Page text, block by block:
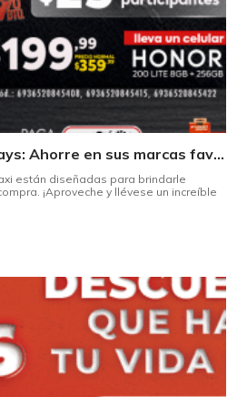
Llegaron los MaxiDays: Ahorre en sus marcas favoritas
están diseñadas para brindarle
¡Aproveche y llévese un increíble